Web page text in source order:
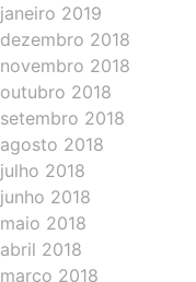
janeiro 2019
dezembro 2018
novembro 2018
outubro 2018
setembro 2018
agosto 2018
julho 2018
junho 2018
maio 2018
abril 2018
março 2018